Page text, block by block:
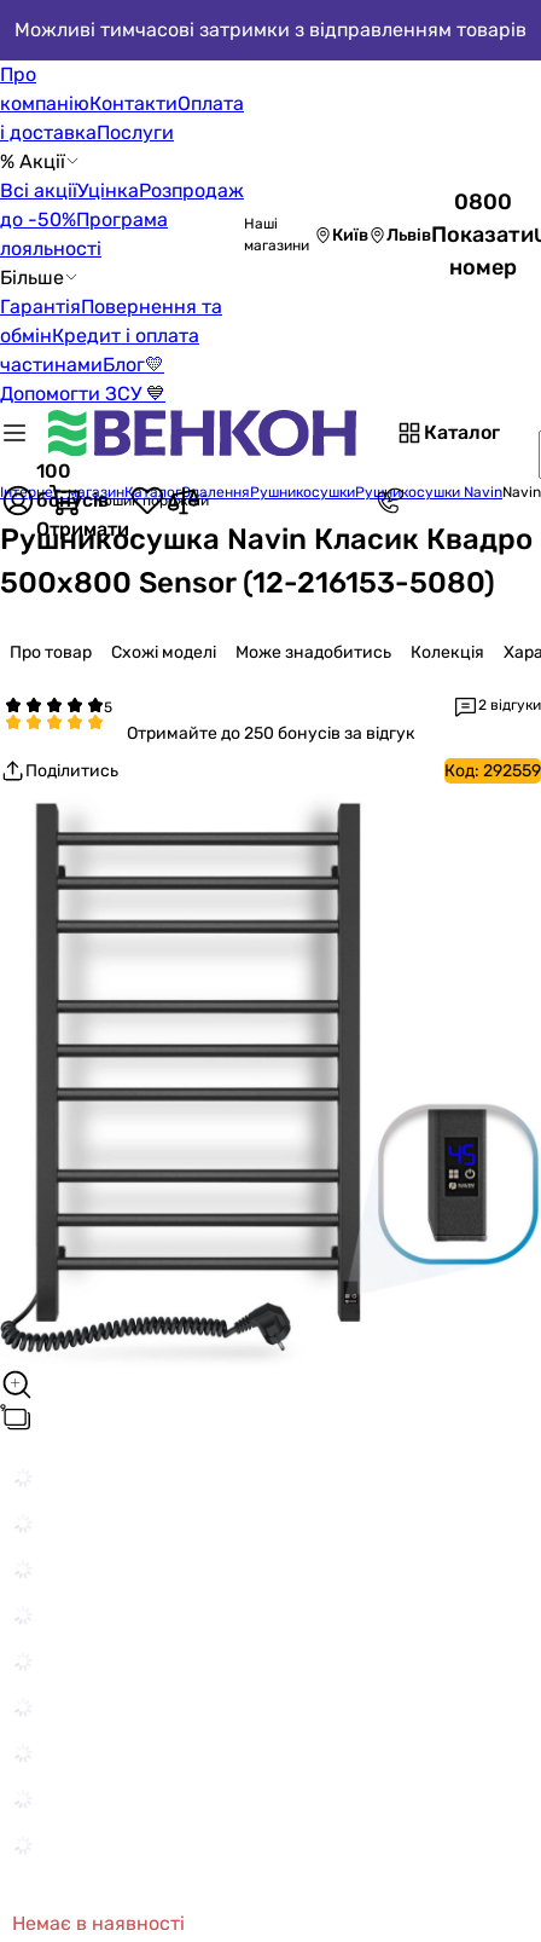
Можливі тимчасові затримки з відправленням товарів
Про
компаніюКонтактиОплата
і доставкаПослуги
% Акції
Всі акціїУцінкаРозпродаж
до -50%Програма
лояльності
Більше
ГарантіяПовернення та
обмінКредит і оплата
частинамиБлог💛
Допомогти ЗСУ 💙
Наші
магазини
Київ Львів
0800
Показати
номер
Каталог
100
бонусів
Отримати
Кошик порожній
Інтернет-магазинКаталогОпаленняРушникосушкиРушникосушки Navin
Рушникосушка Navin Класик Квадро
500х800 Sensor (12-216153-5080)
Про товар Схожі моделі Може знадобитись Колекція
2 відгуки
Отримайтедо 250 бонусів за відгук
Поділитись
Код: 292559
Немає в наявності